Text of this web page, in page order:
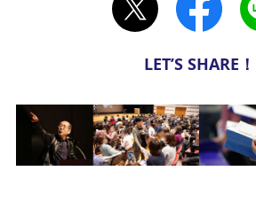
LET’S SHARE！